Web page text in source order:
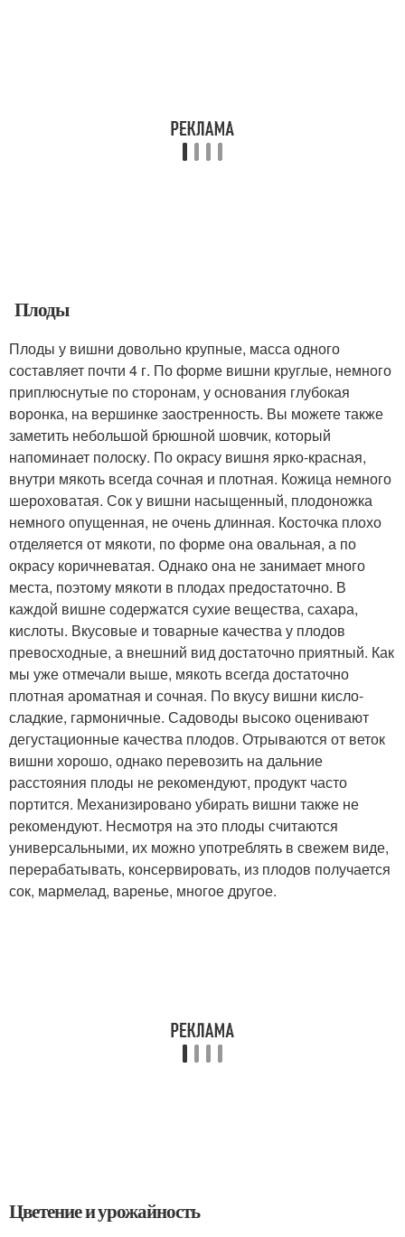
Плоды
Плоды у вишни довольно крупные, масса одного
составляет почти 4 г. По форме вишни круглые, немного
приплюснутые по сторонам, у основания глубокая
воронка, на вершинке заостренность. Вы можете также
заметить небольшой брюшной шовчик, который
напоминает полоску. По окрасу вишня ярко-красная,
внутри мякоть всегда сочная и плотная. Кожица немного
шероховатая. Сок у вишни насыщенный, плодоножка
немного опущенная, не очень длинная. Косточка плохо
отделяется от мякоти, по форме она овальная, а по
окрасу коричневатая. Однако она не занимает много
места, поэтому мякоти в плодах предостаточно. В
каждой вишне содержатся сухие вещества, сахара,
кислоты. Вкусовые и товарные качества у плодов
превосходные, а внешний вид достаточно приятный. Как
мы уже отмечали выше, мякоть всегда достаточно
плотная ароматная и сочная. По вкусу вишни кисло-
сладкие, гармоничные. Садоводы высоко оценивают
дегустационные качества плодов. Отрываются от веток
вишни хорошо, однако перевозить на дальние
расстояния плоды не рекомендуют, продукт часто
портится. Механизировано убирать вишни также не
рекомендуют. Несмотря на это плоды считаются
универсальными, их можно употреблять в свежем виде,
перерабатывать, консервировать, из плодов получается
сок, мармелад, варенье, многое другое.
Цветение и урожайность